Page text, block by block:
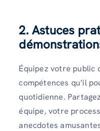
2. Astuces
Équipez votre public
compétences qu’il
quotidienne.
équipe, votre
anecdotes